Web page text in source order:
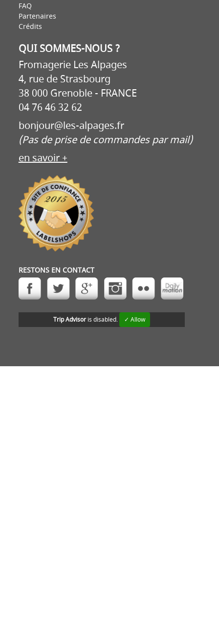
FAQ
Partenaires
Crédits
QUI SOMMES-NOUS ?
Fromagerie Les Alpages
4, rue de Strasbourg
38 000 Grenoble - FRANCE
04 76 46 32 62
bonjour@les-alpages.fr
(Pas de prise de commandes par mail)
en savoir +
RESTONS EN CONTACT
Trip Advisoris disabled. ✓ Allow